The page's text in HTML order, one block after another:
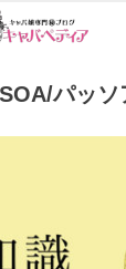
パッソ